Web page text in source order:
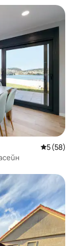
Средна
5 (58)